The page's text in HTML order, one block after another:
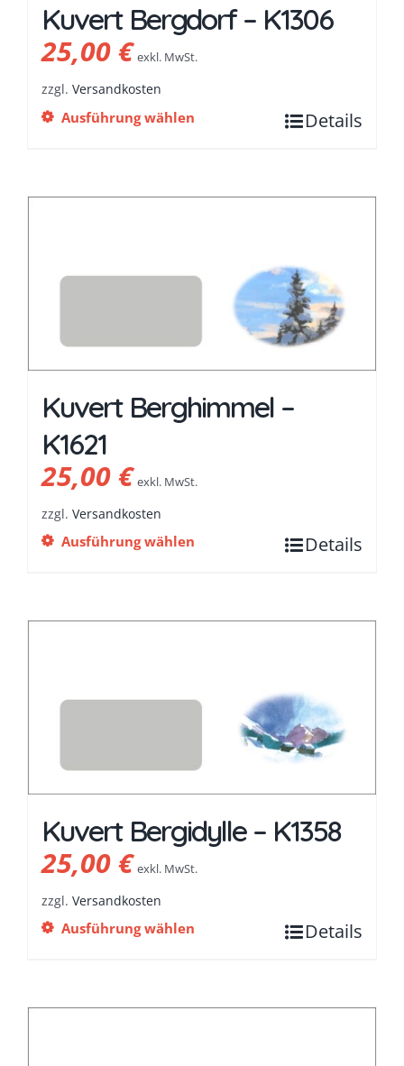
Kuvert Bergdorf – K1306
25,00€ exkl. MwSt.
zzgl. Versandkosten
Ausführung wählen Details
Kuvert Berghimmel –
K1621
25,00€ exkl. MwSt.
zzgl. Versandkosten
Ausführung wählen Details
Kuvert Bergidylle – K1358
25,00€ exkl. MwSt.
zzgl. Versandkosten
Ausführung wählen Details